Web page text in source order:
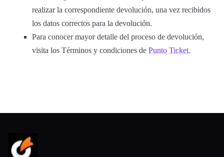
realizar la correspondiente devolución, una vez recibidos
los datos correctos para la devolución.
Para conocer mayor detalle del proceso de devolución,
visita los Términos y condiciones de Punto Ticket.